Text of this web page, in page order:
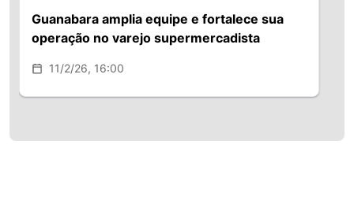
Guanabara amplia equipe e fortalece sua
operação no varejo supermercadista
11/2/26, 16:00